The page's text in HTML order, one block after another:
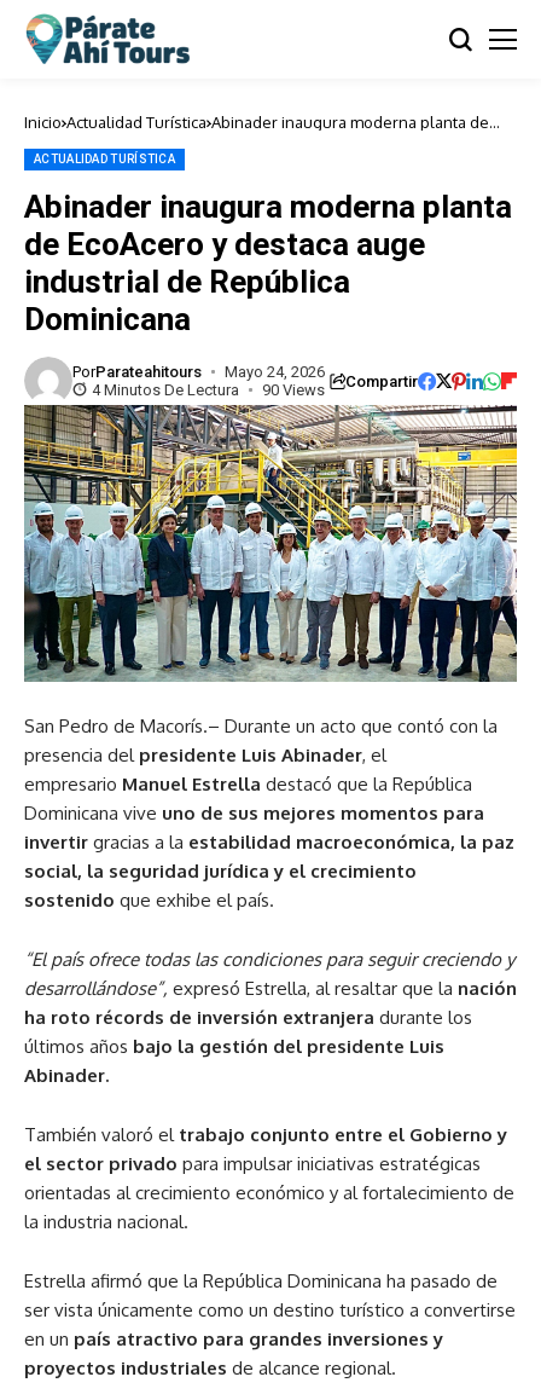
Inicio Actualidad Turística Abinader inaugura moderna planta de
ACTUALIDAD TURÍSTICA
Abinader inaugura moderna planta
de EcoAcero y destaca auge
industrial de República
Dominicana
PorParateahitours
Mayo 24, 2026
4 Minutos De Lectura
90 Views Compartir
San Pedro de Macorís.– Durante un acto que contó con la
presencia del presidente Luis Abinader, el
empresario Manuel Estrella destacó que la República
Dominicana vive uno de sus mejores momentos para
invertir gracias a la estabilidad macroeconómica, la paz
social, la seguridad jurídica y el crecimiento
sostenido que exhibe el país.
“El país ofrece todas las condiciones para seguir creciendo y
desarrollándose”, expresó Estrella, al resaltar que la nación
ha roto récords de inversión extranjera durante los
últimos años bajo la gestión del presidente Luis
Abinader.
También valoró el trabajo conjunto entre el Gobierno y
el sector privado para impulsar iniciativas estratégicas
orientadas al crecimiento económico y al fortalecimiento de
la industria nacional.
Estrella afirmó que la República Dominicana ha pasado de
ser vista únicamente como un destino turístico a convertirse
en un país atractivo para grandes inversiones y
proyectos industriales de alcance regional.